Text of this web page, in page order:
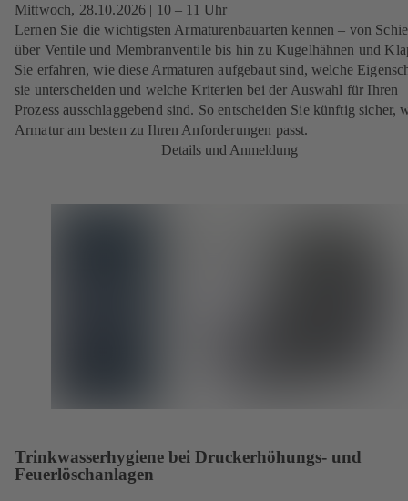
Mittwoch, 28.10.2026 | 10 – 11 Uhr
Lernen Sie die wichtigsten Armaturenbauarten kennen – von
über Ventile und Membranventile bis hin zu Kugelhähnen und
Sie erfahren, wie diese Armaturen aufgebaut sind, welche
sie unterscheiden und welche Kriterien bei der Auswahl für Ihren
Prozess ausschlaggebend sind. So entscheiden Sie künftig sicher,
Armatur am besten zu Ihren Anforderungen passt.
Details und Anmeldung
Trinkwasserhygiene bei Druckerhöhungs- und
Feuerlöschanlagen